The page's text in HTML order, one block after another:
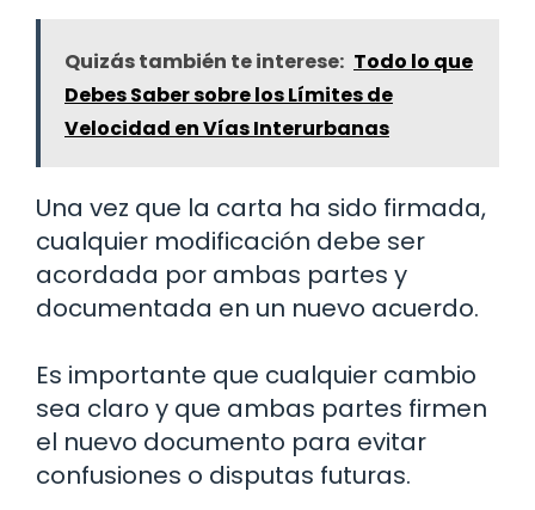
Quizás también te interese: Todo lo que
Debes Saber sobre los Límites de
Velocidad en Vías Interurbanas
Una vez que la carta ha sido firmada,
cualquier modificación debe ser
acordada por ambas partes y
documentada en un nuevo acuerdo.
Es importante que cualquier cambio
sea claro y que ambas partes firmen
el nuevo documento para evitar
confusiones o disputas futuras.